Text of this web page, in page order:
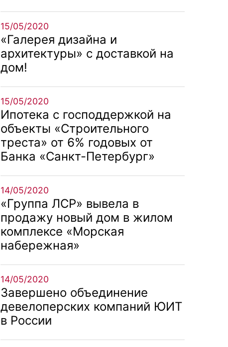
15/05/2020
«Галерея дизайна и
архитектуры» с доставкой на
дом!
15/05/2020
Ипотека с господдержкой на
объекты «Строительного
треста» от 6% годовых от
Банка «Санкт-Петербург»
14/05/2020
«Группа ЛСР» вывела в
продажу новый дом в жилом
комплексе «Морская
набережная»
14/05/2020
Завершено объединение
девелоперских компаний ЮИТ
в России